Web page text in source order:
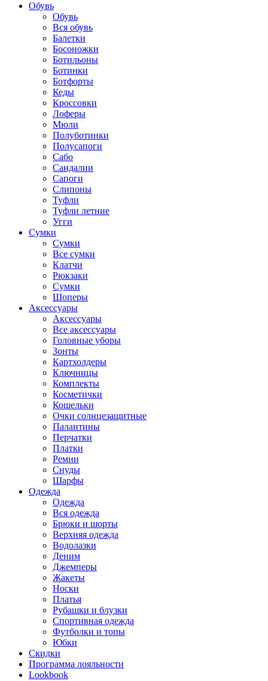
Обувь
Обувь
Вся обувь
Балетки
Босоножки
Ботильоны
Ботинки
Ботфорты
Кеды
Кроссовки
Лоферы
Мюли
Полуботинки
Полусапоги
Сабо
Сандалии
Сапоги
Слипоны
Туфли
Туфли летние
Угги
Сумки
Сумки
Все сумки
Клатчи
Рюкзаки
Сумки
Шоперы
Аксессуары
Аксессуары
Все аксессуары
Головные уборы
Зонты
Картхолдеры
Ключницы
Комплекты
Косметички
Кошельки
Очки солнцезащитные
Палантины
Перчатки
Платки
Ремни
Снуды
Шарфы
Одежда
Одежда
Вся одежда
Брюки и шорты
Верхняя одежда
Водолазки
Деним
Джемперы
Жакеты
Носки
Платья
Рубашки и блузки
Спортивная одежда
Футболки и топы
Юбки
Скидки
Программа лояльности
Lookbook